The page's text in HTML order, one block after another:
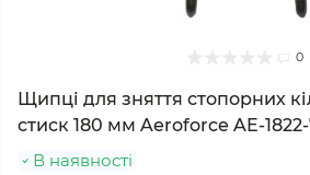
0
Щипці для зняття стопорних
стиск 180 мм Aeroforce AE-
В наявності